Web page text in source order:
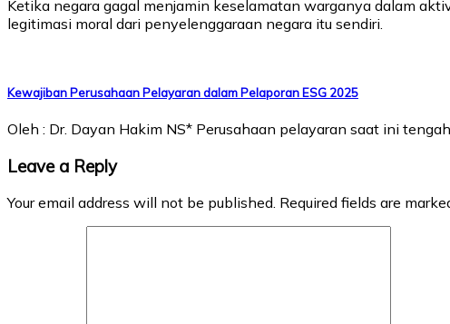
Ketika negara gagal menjamin keselamatan warganya dalam
legitimasi moral dari penyelenggaraan negara itu sendiri.
Kewajiban Perusahaan Pelayaran dalam Pelaporan ESG 2025
Oleh : Dr. Dayan Hakim NS* Perusahaan pelayaran saat ini
Leave a Reply
Your email address will not be published. Required fields are